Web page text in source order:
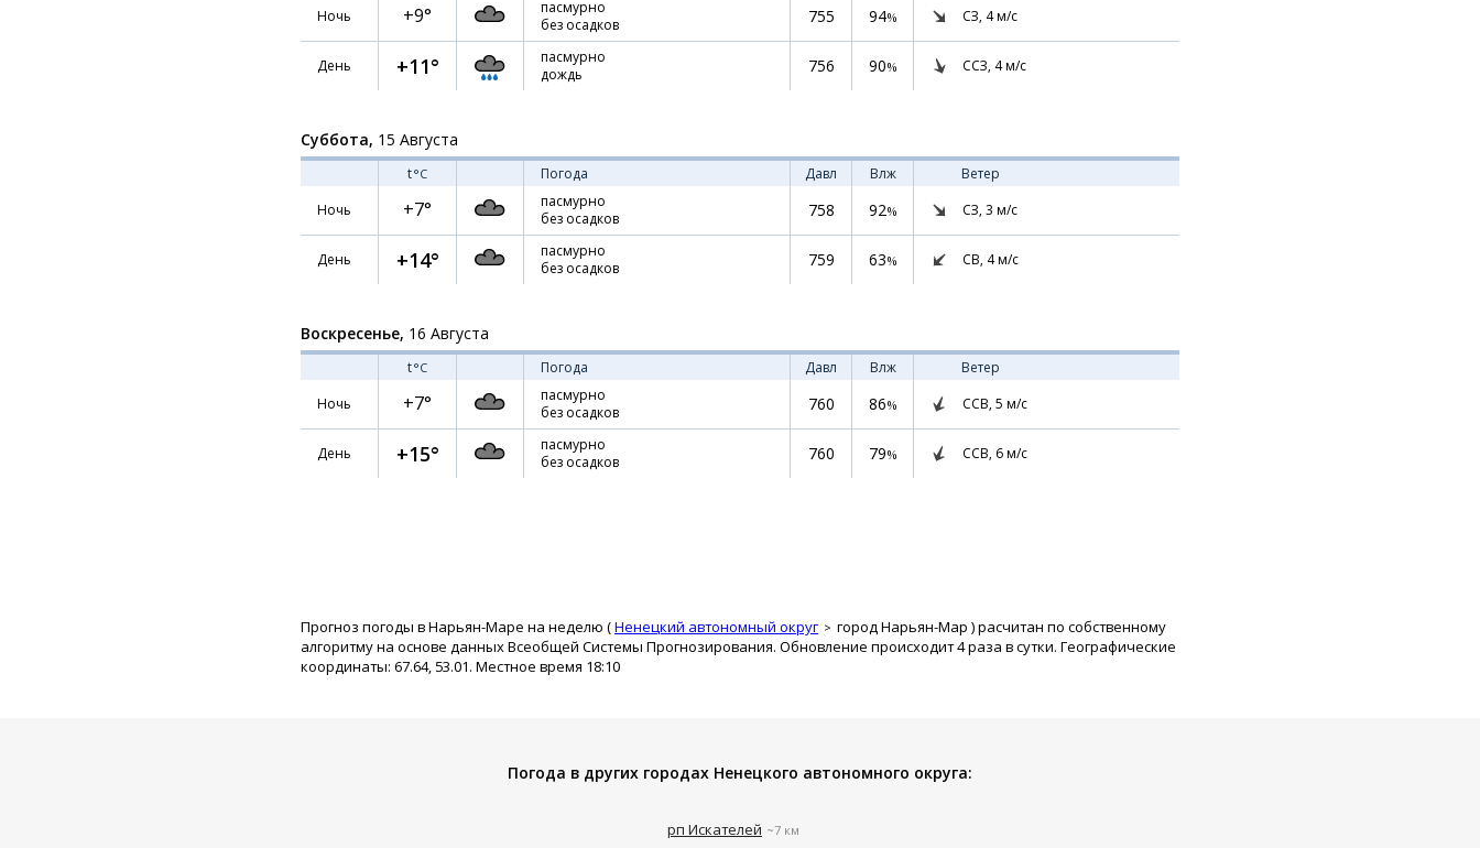
Ночь
+9°
пасмурно
без осадков
755 94% СЗ, 4м/с
День +11°
пасмурно
дождь
756 90% ССЗ, 4м/с
Суббота, 15 Августа
t°C Погода Давл Влж
Ветер
Ночь
+7°
пасмурно
без осадков
758 92% СЗ, 3 м/с
День +14°
пасмурно
без осадков
759 63% СВ, 4м/с
Воскресенье, 16 Августа
t°C Погода Давл Влж
Ветер
Ночь
+7°
пасмурно
без осадков
760 86% ССВ, 5 м/с
День +15°
пасмурно
без осадков
760 79% ССВ, 6м/с
Прогноз погоды в Нарьян-Маре на неделю (Ненецкий автономный округ город Нарьян-Мар ) расчитан по собственному
алгоритму на основе данных Всеобщей Системы Прогнозирования. Обновление происходит 4 раза в сутки. Географические
координаты: 67.64, 53.01. Местное время 18:10
Погода в других городах Ненецкого автономного округа:
рп Искателей ~7 км